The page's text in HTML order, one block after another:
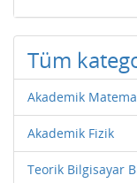
Tüm
Akademik
Akademik Fizik
Teorik Bilgisayar